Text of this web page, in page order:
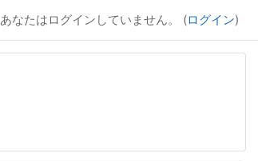
あなたはログインしていません。 (ログイン)